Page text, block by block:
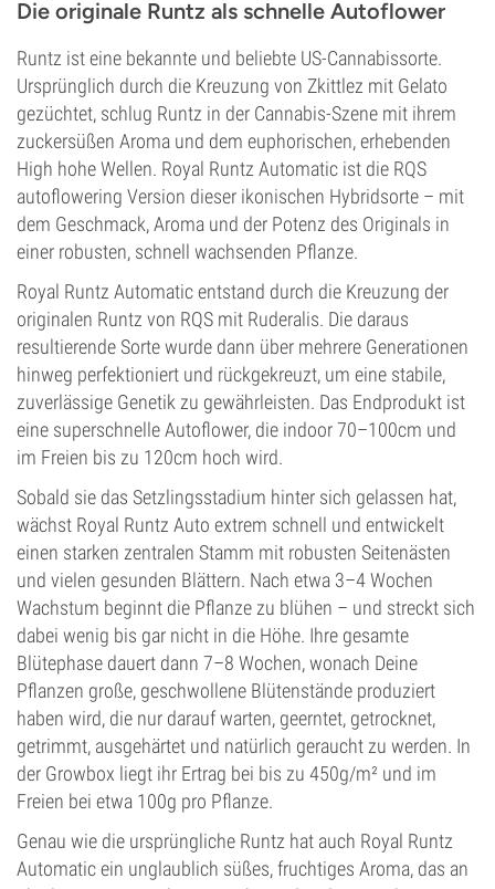
Die originale Runtz als schnelle Autoflower
Runtz ist eine bekannte und beliebte US-Cannabissorte.
Ursprünglich durch die Kreuzung von Zkittlez mit Gelato
gezüchtet, schlug Runtz in der Cannabis-Szene mit ihrem
zuckersüßen Aroma und dem euphorischen, erhebenden
High hohe Wellen. Royal Runtz Automatic ist die RQS
autoflowering Version dieser ikonischen Hybridsorte – mit
dem Geschmack, Aroma und der Potenz des Originals in
einer robusten, schnell wachsenden Pflanze.
Royal Runtz Automatic entstand durch die Kreuzung der
originalen Runtz von RQS mit Ruderalis. Die daraus
resultierende Sorte wurde dann über mehrere Generationen
hinweg perfektioniert und rückgekreuzt, um eine stabile,
zuverlässige Genetik zu gewährleisten. Das Endprodukt ist
eine superschnelle Autoflower, die indoor 70–100cm und
im Freien bis zu 120cm hoch wird.
Sobald sie das Setzlingsstadium hinter sich gelassen hat,
wächst Royal Runtz Auto extrem schnell und entwickelt
einen starken zentralen Stamm mit robusten Seitenästen
und vielen gesunden Blättern. Nach etwa 3–4 Wochen
Wachstum beginnt die Pflanze zu blühen – und streckt sich
dabei wenig bis gar nicht in die Höhe. Ihre gesamte
Blütephase dauert dann 7–8 Wochen, wonach Deine
Pflanzen große, geschwollene Blütenstände produziert
haben wird, die nur darauf warten, geerntet, getrocknet,
getrimmt, ausgehärtet und natürlich geraucht zu werden. In
der Growbox liegt ihr Ertrag bei bis zu 450g/m² und im
Freien bei etwa 100g pro Pflanze.
Genau wie die ursprüngliche Runtz hat auch Royal Runtz
Automatic ein unglaublich süßes, fruchtiges Aroma, das an